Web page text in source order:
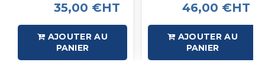
35,00 €HT
AJOUTER AU
PANIER
46,00 €HT
AJOUTER AU
PANIER